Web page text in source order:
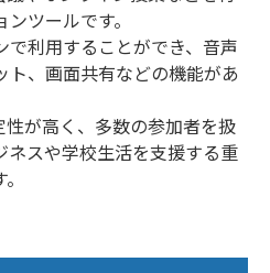
ツールです。
利用することができ、音声
、画面共有などの機能があ
が高く、多数の参加者を扱
ネスや学校生活を支援する重